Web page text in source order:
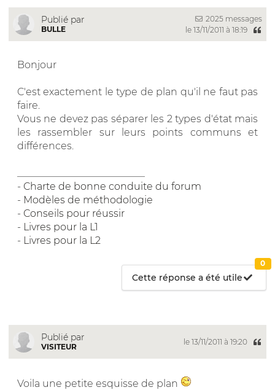
Publié par
BULLE
2025 messages
le 13/11/2011 à 18:19
Bonjour
C'est exactement le type de plan qu'il ne faut pas
faire.
Vous ne devez pas séparer les 2 types d'état mais
les rassembler sur leurs points communs et
différences.
- Charte de bonne conduite du forum
- Modèles de méthodologie
- Conseils pour réussir
- Livres pour la L1
- Livres pour la L2
Cette réponse a été utile
0
Publié par
VISITEUR
le 13/11/2011 à 19:20
Voila une petite esquisse de plan